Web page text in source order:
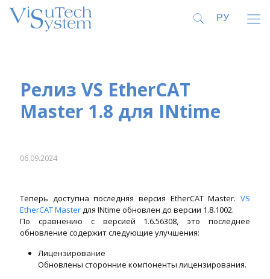
Релиз VS EtherCAT
Master 1.8 для INtime
06.09.2024
Теперь доступна последняя версия EtherCAT Master. VS
EtherCAT Masterдля INtime обновлен до версии 1.8.1002.
По сравнению с версией 1.6.56308, это последнее
обновление содержит следующие улучшения:
Лицензирование
Обновлены сторонние компоненты лицензирования.